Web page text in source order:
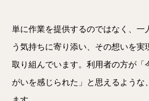
単に作業を提供するのではなく、一
う気持ちに寄り添い、その想いを
取り組んでいます。利用者の方が「
がいを感じられた」と思えるような